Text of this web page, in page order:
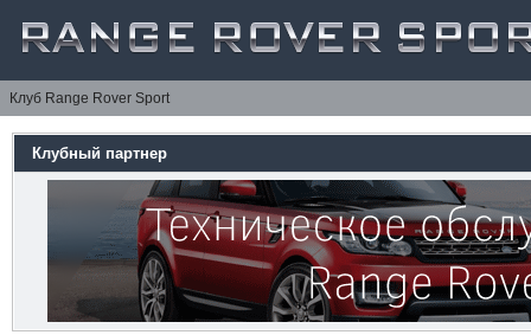
Клуб Range Rover Sport
Клубный партнер